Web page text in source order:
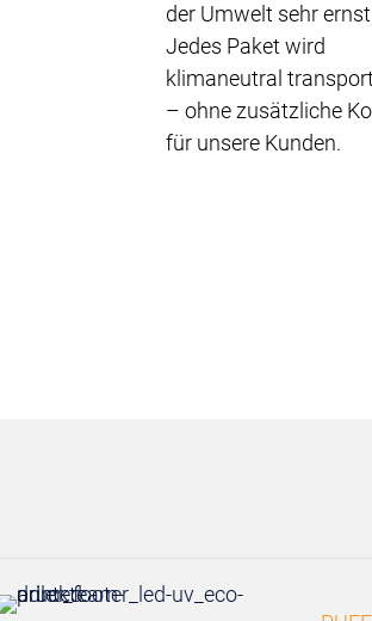
der Umwelt sehr
Jedes Paket wird
klimaneutral
– ohne zusätzliche
für unsere Kunden.